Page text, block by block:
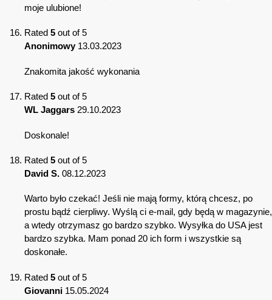
moje ulubione!
Rated 5 out of 5
Anonimowy 13.03.2023
Znakomita jakość wykonania
Rated 5 out of 5
WL Jaggars 29.10.2023
Doskonale!
Rated 5 out of 5
David S. 08.12.2023
Warto było czekać! Jeśli nie mają formy, którą chcesz, po
prostu bądź cierpliwy. Wyślą ci e-mail, gdy będą w magazynie,
a wtedy otrzymasz go bardzo szybko. Wysyłka do USA jest
bardzo szybka. Mam ponad 20 ich form i wszystkie są
doskonałe.
Rated 5 out of 5
Giovanni 15.05.2024